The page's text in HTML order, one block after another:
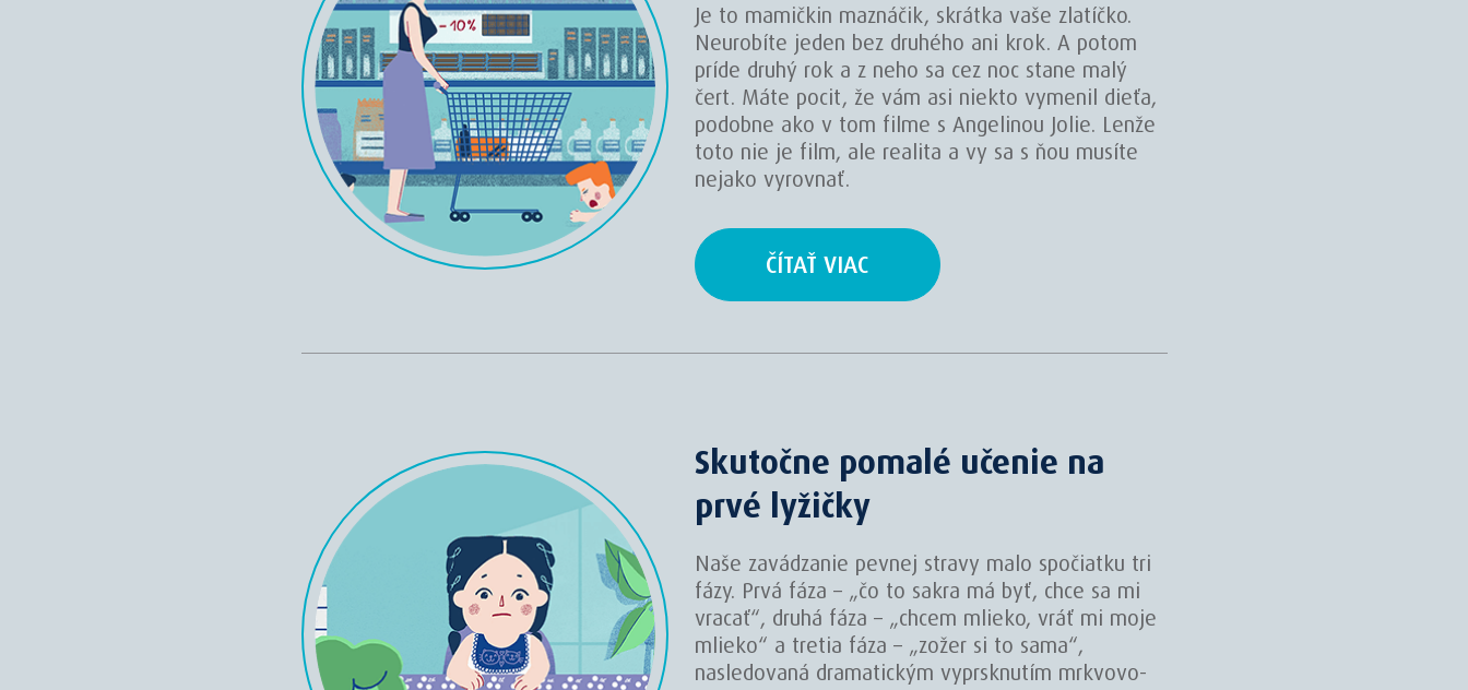
Je to mamičkin maznáčik, skrátka vaše zlatíčko.
Neurobíte jeden bez druhého ani krok. A potom
príde druhý rok a z neho sa cez noc stane malý
čert. Máte pocit, že vám asi niekto vymenil dieťa,
podobne ako v tom filme s Angelinou Jolie. Lenže
toto nie je film, ale realita a vy sa s ňou musíte
nejako vyrovnať.
ČÍTAŤ VIAC
Skutočne pomalé učenie na
prvé lyžičky
Naše zavádzanie pevnej stravy malo spočiatku tri
fázy. Prvá fáza – „čo to sakra má byť, chce sa mi
vracať“, druhá fáza – „chcem mlieko, vráť mi moje
mlieko“ a tretia fáza – „zožer si to sama“,
nasledovaná dramatickým vyprsknutím mrkvovo-